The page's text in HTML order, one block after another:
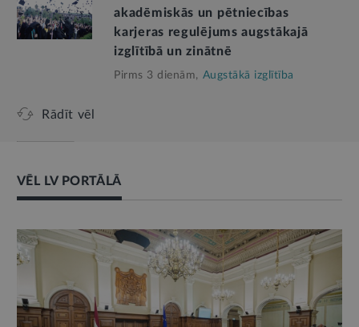
akadēmiskās un pētniecības
karjeras regulējums augstākajā
izglītībā un zinātnē
Pirms 3 dienām, Augstākā izglītība
Rādīt vēl
VĒL LV PORTĀLĀ